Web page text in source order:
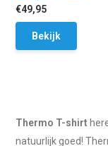
€49,95
Bekijk
Thermo T-shirt
natuurlijk goed!